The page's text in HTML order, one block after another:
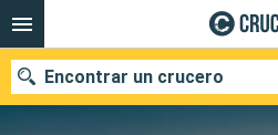
Encontrar un crucero